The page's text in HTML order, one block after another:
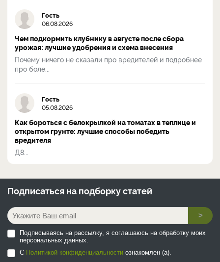
Гость
06.08.2026
Чем подкормить клубнику в августе после сбора
урожая: лучшие удобрения и схема внесения
Почему ничего не сказали про вредителей и подробнее
про боле...
Гость
05.08.2026
Как бороться с белокрылкой на томатах в теплице и
открытом грунте: лучшие способы победить
вредителя
Д8...
Подписаться на подборку статей
>
Подписываясь на рассылку, я соглашаюсь на обработку моих
персональных данных.
С Политикой конфиденциальности ознакомлен (а).